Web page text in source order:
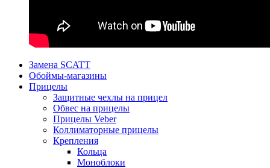
Замена SCATT
Обоймы-магазины
Прицелы
Защитные чехлы на прицел
Обвес на прицелы
Прицелы Veber
Коллиматорные прицелы
Крепления
Кольца
Моноблоки